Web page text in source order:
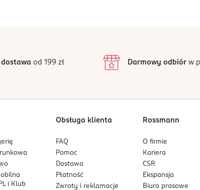
od 199 zł Darmowy odbiórw
i Klub
Obsługa klienta
FAQ
Pomoc
Dostawa
Płatność
Zwroty i reklamacje
Rossmann
O firmie
Kariera
CSR
Ekspansja
Biuro prasowe